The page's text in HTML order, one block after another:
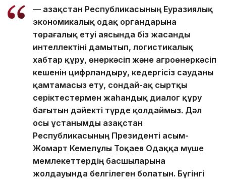
— Қазақстан Республикасының Еуразиялық
экономикалық одақ органдарына
төрағалық етуі аясында біз жасанды
интеллектіні дамытып, логистикалық
хабтар құру, өнеркәсіп және агроөнеркәсіп
кешенін цифрландыру, кедергісіз сауданы
қамтамасыз ету, сондай-ақ сыртқы
серіктестермен жаһандық диалог құру
бағытын дәйекті түрде қолдаймыз. Дәл
осы ұстанымды Қазақстан
Республикасының Президенті Қасым-
Жомарт Кемелұлы Тоқаев Одаққа мүше
мемлекеттердің басшыларына
жолдауында белгілеген болатын. Бүгінгі